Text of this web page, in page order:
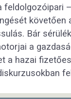
feldolgozóipari
Bár
a
a hazai